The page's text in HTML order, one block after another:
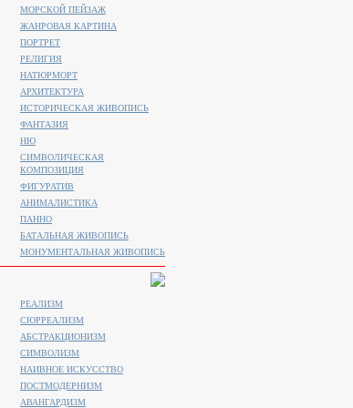
МОРСКОЙ ПЕЙЗАЖ
ЖАНРОВАЯ КАРТИНА
ПОРТРЕТ
РЕЛИГИЯ
НАТЮРМОРТ
АРХИТЕКТУРА
ИСТОРИЧЕСКАЯ ЖИВОПИСЬ
ФАНТАЗИЯ
НЮ
СИМВОЛИЧЕСКАЯ
КОМПОЗИЦИЯ
ФИГУРАТИВ
АНИМАЛИСТИКA
ПАННО
БАТАЛЬНАЯ ЖИВОПИСЬ
МОНУМЕНТАЛЬНАЯ ЖИВОПИСЬ
РЕАЛИЗМ
СЮРРЕАЛИЗМ
АБСТРАКЦИОНИЗМ
СИМВОЛИЗМ
НАИВНОЕ ИСКУССТВО
ПОСТМОДЕРНИЗМ
АВАНГАРДИЗМ